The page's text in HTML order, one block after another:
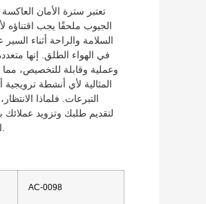
تعتبر سترة الأمان
الجيوب ملحقًا يجب
السلامة والراحة أثناء
في الهواء الطلق. إنها
وعملية وقابلة للتخصيص، مما
المثالية لأي أنشطة
التبرعات. فلماذا
لتقديم طلبك وتزويد عملائك
AC-0098